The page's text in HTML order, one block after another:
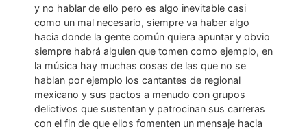
y no hablar de ello pero es algo inevitable casi
como un mal necesario, siempre va haber algo
hacia donde la gente común quiera apuntar y obvio
siempre habrá alguien que tomen como ejemplo, en
la música hay muchas cosas de las que no se
hablan por ejemplo los cantantes de regional
mexicano y sus pactos a menudo con grupos
delictivos que sustentan y patrocinan sus carreras
con el fin de que ellos fomenten un mensaje hacia